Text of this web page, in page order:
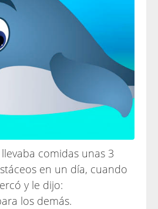
comidas unas 3
en un día, cuando
y le dijo:
los demás.